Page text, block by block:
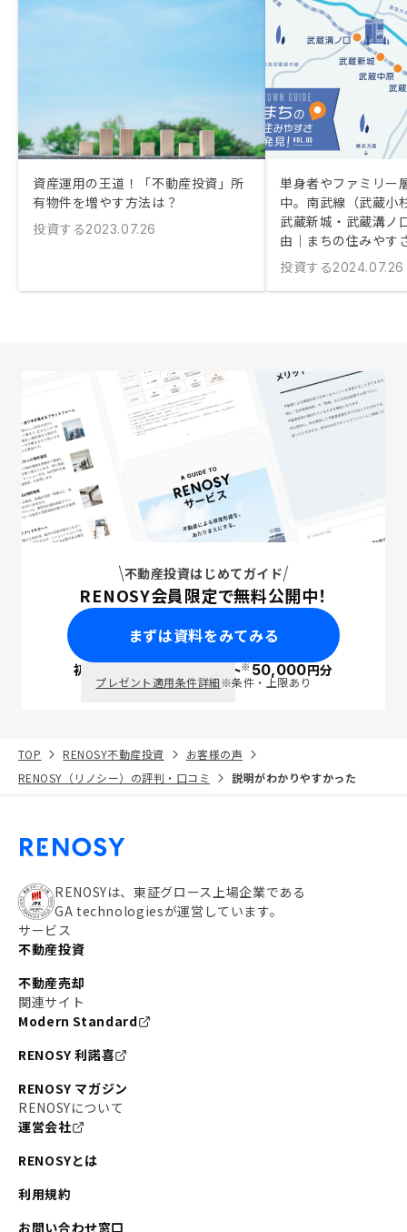
資産運用の王道！「不動産投資」所
有物件を増やす方法は？
投資する2023.07.26
単身者やファミリー
中。南武線（武蔵小
武蔵新城・武蔵溝ノ
由｜まちの住みやす
投資する2024.07.26
不動産投資はじめてガイド
RENOSY会員限定で無料公開中！
まずは資料をみてみる
初回面談で ポイント※50,000円分
プレゼント適用条件詳細※条件・上限あり
TOP RENOSY不動産投資
お客様の声
RENOSY（リノシー）の評判・口コミ
説明がわかりやすかった
RENOSYは、東証グロース上場企業である
GA technologiesが運営しています。
サービス
不動産投資
不動産売却
関連サイト
Modern Standard
RENOSY 利諾喜
RENOSY マガジン
RENOSYについて
運営会社
RENOSYとは
利用規約
お問い合わせ窓口